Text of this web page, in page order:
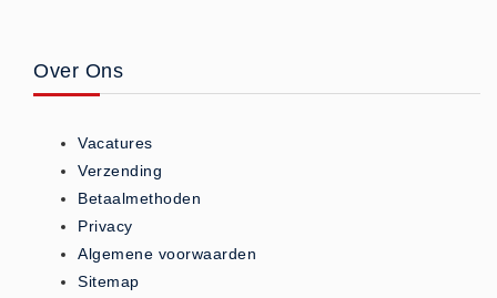
Blusserkasten (3)
CO2 blussers (2)
Schuimblussers (6)
Brandmelders
CO melders (2)
Rookmelders (8)
Over Ons
Vacatures
Verzending
Betaalmethoden
Privacy
Algemene voorwaarden
Sitemap